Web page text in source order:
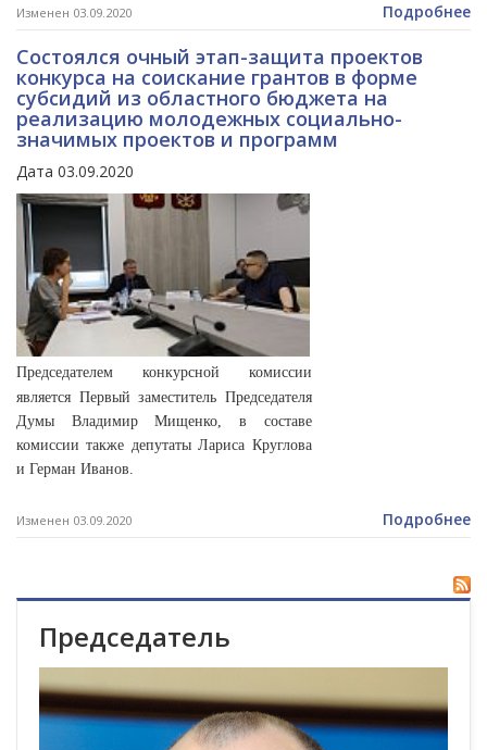
Изменен 03.09.2020 Подробнее
Состоялся очный этап-защита проектов
конкурса на соискание грантов в форме
субсидий из областного бюджета на
реализацию молодежных социально-
значимых проектов и программ
Дата 03.09.2020
Председателем конкурсной комиссии
является Первый заместитель Председателя
Думы Владимир Мищенко, в составе
комиссии также депутаты Лариса Круглова
и Герман Иванов.
Изменен 03.09.2020 Подробнее
Председатель